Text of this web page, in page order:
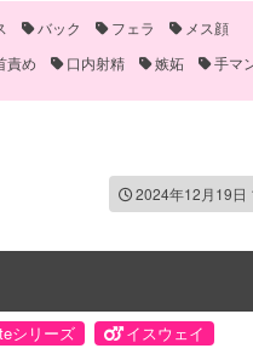
バック フェラ
メス顔
責め
口内射精 嫉妬 手マ
2024年12月19日
シリーズ
イスウェイ